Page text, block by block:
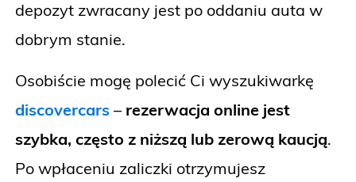
depozyt zwracany jest po oddaniu auta w
dobrym stanie.
Osobiście mogę polecić Ci wyszukiwarkę
discovercars – rezerwacja online jest
szybka, często z niższą lub zerową kaucją.
Po wpłaceniu zaliczki otrzymujesz